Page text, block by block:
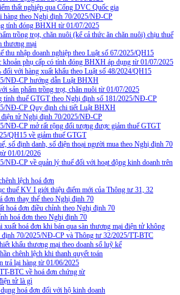
thất nghiệp qua Cổng DVC Quốc gia
hàng theo Nghị định 70/2025/NĐ-CP
tính đóng BHXH từ 01/07/2025
trồng trọt, chăn nuôi (kể cả thức ăn chăn nuôi) chịu thuế
thương mại
thu nhập doanh nghiệp theo Luật số 67/2025/QH15
khoản phụ cấp có tính đóng BHXH áp dụng từ 01/07/2025
với hàng xuất khẩu theo Luật số 48/2024/QH15
NĐ-CP hướng dẫn Luật BHXH
sản phẩm trồng trọt, chăn nuôi từ 01/07/2025
tính thuế GTGT theo Nghị định số 181/2025/NĐ-CP
NĐ-CP Quy định chi tiết Luật BHXH
điện tử Nghị định 70/2025/NĐ-CP
NĐ-CP mở rất rộng đối tượng được giảm thuế GTGT
QH15 về giảm thuế GTGT
số định danh, số điện thoại người mua theo Nghị định 70
01/01/2026
NĐ-CP về quản lý thuế đối với hoạt động kinh doanh trên
lệch hoá đơn
thuế KV I giới thiệu điểm mới của Thông tư 31, 32
đơn thay thế theo Nghị định 70
hoá đơn điều chỉnh theo Nghị định 70
hoá đơn theo Nghị định 70
xuất hoá đơn khi bán qua sàn thương mại điện tử không
70/2025/NĐ-CP và Thông tư 32/2025/TT-BTC
khấu thương mại theo doanh số luỹ kế
chênh lệch khi thanh quyết toán
trả lại hàng từ 01/06/2025
BTC về hoá đơn chứng từ
tử là gì
hoá đơn đối với hộ kinh doanh